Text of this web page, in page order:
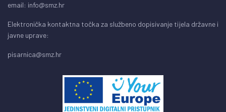
email: info@smz.hr
Elektronička kontaktna točka za službeno dopisivanje tijela državne i
javne uprave:
pisarnica@smz.hr